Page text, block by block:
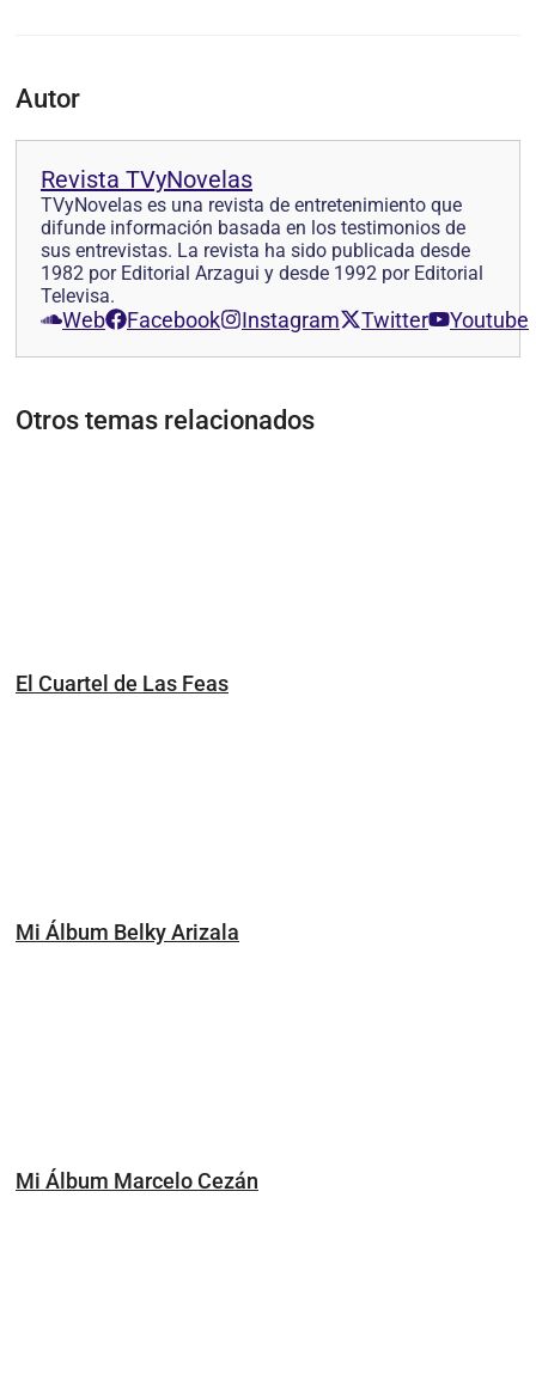
Autor
Revista TVyNovelas
TVyNovelas es una revista de entretenimiento que
difunde información basada en los testimonios de
sus entrevistas. La revista ha sido publicada desde
1982 por Editorial Arzagui y desde 1992 por Editorial
Televisa.
Web Facebook Instagram Twitter Youtube
Otros temas relacionados
El Cuartel de Las Feas
Mi Álbum Belky Arizala
Mi Álbum Marcelo Cezán